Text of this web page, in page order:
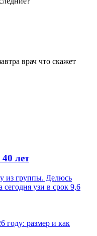
врач что скажет
лет
из группы. Делюсь
узи в срок 9,6